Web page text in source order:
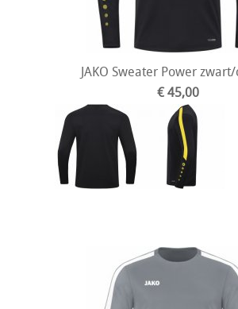
JAKO Sweater Power
€ 45,00